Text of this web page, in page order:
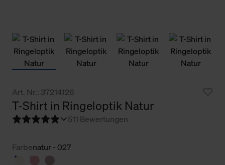
Art. Nr.: 37214126
T-Shirt in Ringeloptik Natur
511 Bewertungen
Farbenatur - 027